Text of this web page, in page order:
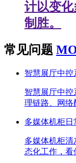
计以变
制胜。
常见问题
智慧展厅中
智慧展厅中
理链路、网
多媒体机柜
多媒体机柜
态化工作，